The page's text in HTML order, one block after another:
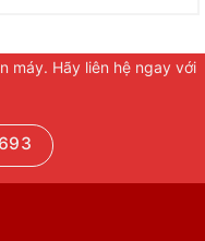
máy. Hãy liên hệ ngay với